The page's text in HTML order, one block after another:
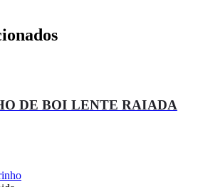
DE BOI LENTE RAIADA